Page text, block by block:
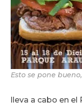
Esto se pone
lleva a cabo en el